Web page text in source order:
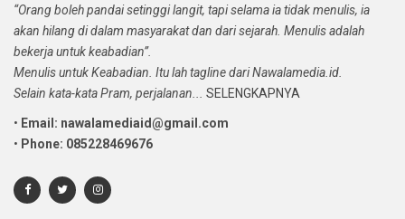
“Orang boleh pandai setinggi langit, tapi selama ia tidak menulis, ia
akan hilang di dalam masyarakat dan dari sejarah. Menulis adalah
bekerja untuk keabadian”.
Menulis untuk Keabadian. Itu lah tagline dari Nawalamedia.id.
Selain kata-kata Pram, perjalanan...
SELENGKAPNYA
• Email: nawalamediaid@gmail.com
• Phone: 085228469676